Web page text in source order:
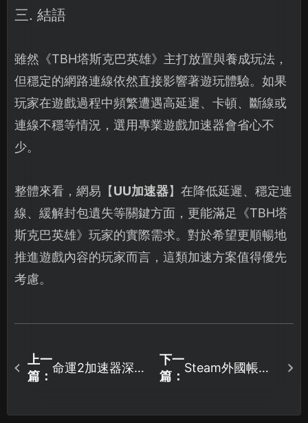
三. 結語
雖然《TBH塔斯克巴英雄》主打放置與養成玩法，
但穩定的網路連線依然直接影響著遊玩體驗。如果
玩家在遊戲過程中頻繁遭遇高延遲、卡頓、斷線或
連線不穩等情況，選用專業遊戲加速器會省心不
少。
整體來看，網易【UU加速器】在降低延遲、穩定連
線、緩解封包遺失等關鍵方面，更能滿足《TBH塔
斯克巴英雄》玩家的實際需求。對於希望更順暢地
推進遊戲內容的玩家而言，這類加速方案值得優先
考慮。
上一
篇：
命運2加速器深入
對之道！
下一
篇：
Steam外國帳號
鬆完成所有步